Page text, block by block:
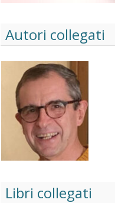
Autori collegati
Libri collegati